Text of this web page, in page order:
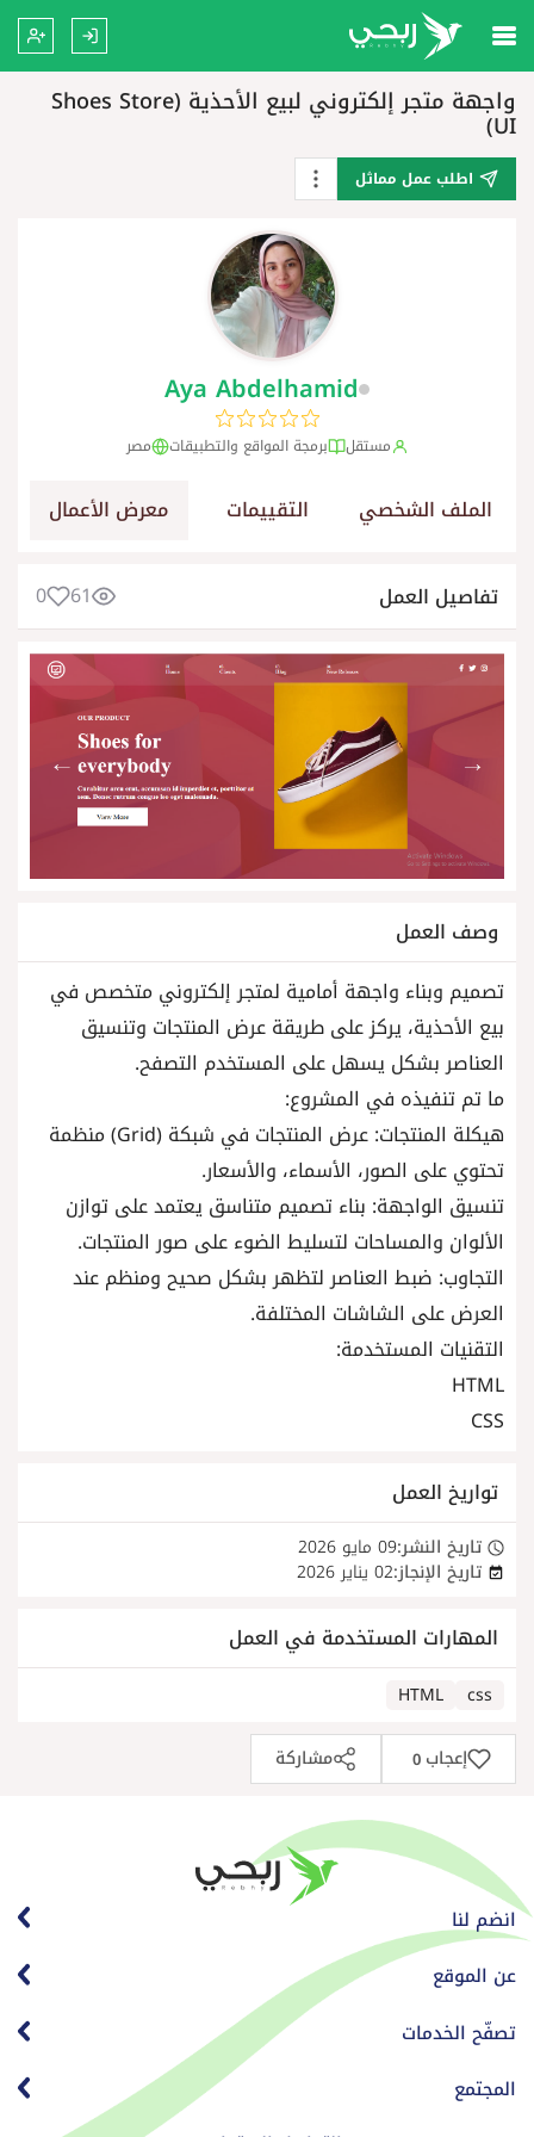
واجهة متجر إلكتروني لبيع الأحذية (Shoes Store
UI)
اطلب عمل مماثل
Aya Abdelhamid
مستقل برمجة المواقع والتطبيقات مصر
الملف الشخصي التقييمات معرض الأعمال
تفاصيل العمل 61
0
وصف العمل
تصميم وبناء واجهة أمامية لمتجر إلكتروني متخصص في
بيع الأحذية، يركز على طريقة عرض المنتجات وتنسيق
العناصر بشكل يسهل على المستخدم التصفح.
ما تم تنفيذه في المشروع:
هيكلة المنتجات: عرض المنتجات في شبكة (Grid) منظمة
تحتوي على الصور، الأسماء، والأسعار.
تنسيق الواجهة: بناء تصميم متناسق يعتمد على توازن
الألوان والمساحات لتسليط الضوء على صور المنتجات.
التجاوب: ضبط العناصر لتظهر بشكل صحيح ومنظم عند
العرض على الشاشات المختلفة.
التقنيات المستخدمة:
HTML
CSS
تواريخ العمل
تاريخ النشر:09 مايو 2026
تاريخ الإنجاز:02 يناير 2026
المهارات المستخدمة في العمل
css
HTML
إعجاب 0 مشاركة
انضم لنا
عن الموقع
تصفّح الخدمات
المجتمع